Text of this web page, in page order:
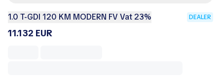
1.0 T-GDI 120 KM MODERN FV Vat 23% DEALER
11.132 EUR